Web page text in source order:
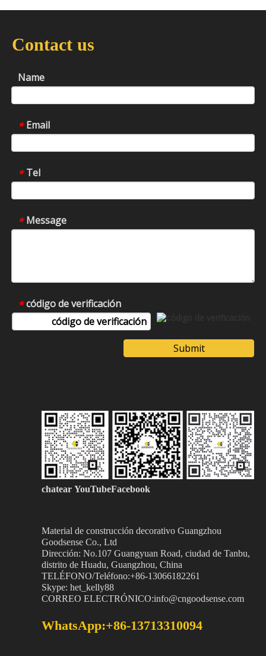
Contact us
Name
* Email
* Tel
* Message
* código de verificación
Submit
chatear YouTubeFacebook
Material de construcción decorativo Guangzhou
Goodsense Co., Ltd
Dirección: No.107 Guangyuan Road, ciudad de Tanbu,
distrito de Huadu, Guangzhou, China
TELÉFONO/Teléfono:+86-13066182261
Skype: het_kelly88
CORREO ELECTRÓNICO:info@cngoodsense.com
WhatsApp:+86-13713310094